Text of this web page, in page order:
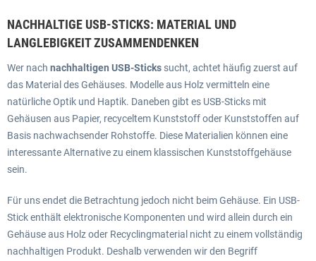
NACHHALTIGE USB-STICKS: MATERIAL UND
LANGLEBIGKEIT ZUSAMMENDENKEN
Wer nach nachhaltigen USB-Sticks sucht, achtet häufig zuerst auf
das Material des Gehäuses. Modelle aus Holz vermitteln eine
natürliche Optik und Haptik. Daneben gibt es USB-Sticks mit
Gehäusen aus Papier, recyceltem Kunststoff oder Kunststoffen auf
Basis nachwachsender Rohstoffe. Diese Materialien können eine
interessante Alternative zu einem klassischen Kunststoffgehäuse
sein.
Für uns endet die Betrachtung jedoch nicht beim Gehäuse. Ein USB-
Stick enthält elektronische Komponenten und wird allein durch ein
Gehäuse aus Holz oder Recyclingmaterial nicht zu einem vollständig
nachhaltigen Produkt. Deshalb verwenden wir den Begriff